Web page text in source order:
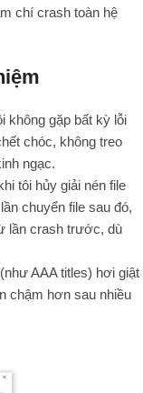
chí crash toàn hệ
không gặp bất kỳ lỗi
chóc, không treo
ngạc.
tôi hủy giải nén file
chuyển file sau đó,
lần crash trước, dù
AAA titles) hơi giật
chậm hơn sau nhiều